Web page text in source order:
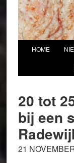
HOME
20 tot
bij een
21